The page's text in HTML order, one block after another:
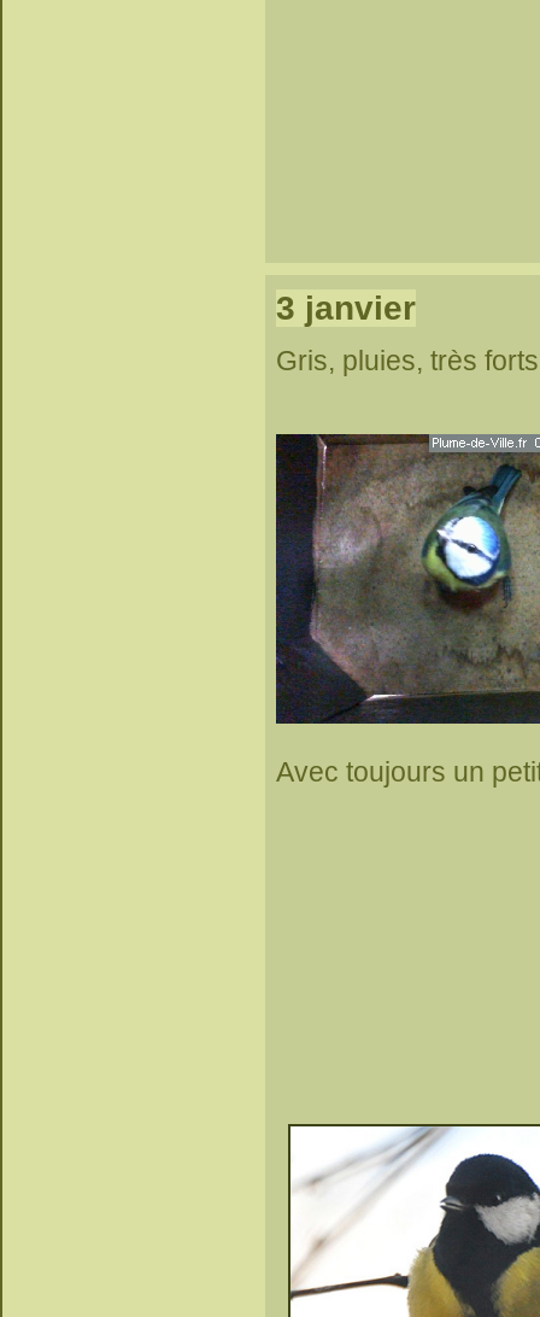
3 janvier
Gris, pluies, très
Avec toujours un